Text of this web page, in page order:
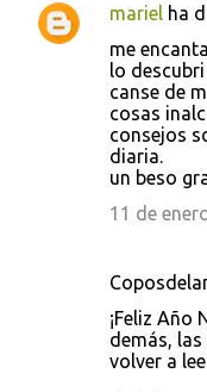
mariel ha
me
lo
canse de
cosas
consejos
diaria.
un beso
11 de
¡Feliz Año
demás, las
volver a